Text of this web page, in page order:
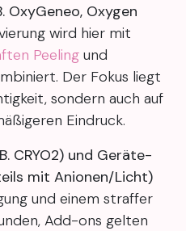
OxyGeneo, Oxygen
wird hier mit
Peeling und
Der Fokus liegt
sondern auch auf
Eindruck.
CRYO2) und Geräte-
mit Anionen/Licht)
und einem straffer
Add-ons gelten